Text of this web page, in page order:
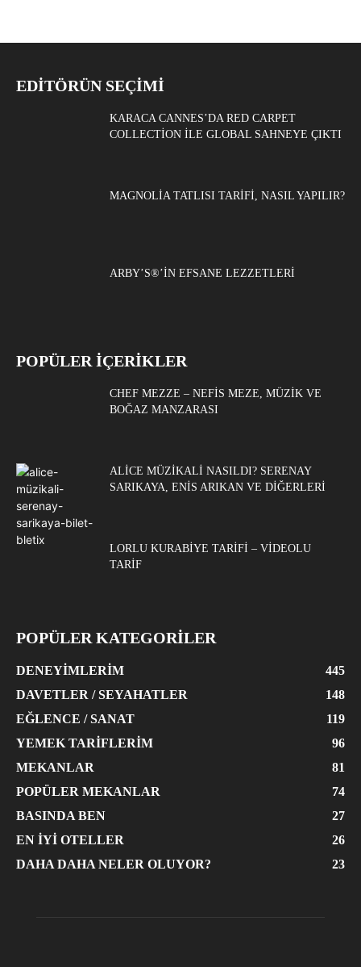
EDITÖRÜN SEÇIMI
KARACA CANNES’DA RED CARPET
COLLECTION ILE GLOBAL SAHNEYE ÇIKTI
MAGNOLIA TATLISI TARIFI, NASIL YAPILIR?
ARBY’S®’IN EFSANE LEZZETLERI
POPÜLER İÇERİKLER
CHEF MEZZE – NEFIS MEZE, MÜZIK VE
BOĞAZ MANZARASI
ALICE MÜZIKALI NASILDI? SERENAY
SARIKAYA, ENIS ARIKAN VE DIĞERLERI
LORLU KURABIYE TARIFI – VIDEOLU
TARIF
POPÜLER KATEGORİLER
DENEYIMLERIM
445
DAVETLER / SEYAHATLER
148
EĞLENCE / SANAT
119
YEMEK TARIFLERIM
96
MEKANLAR
81
POPÜLER MEKANLAR
74
BASINDA BEN
27
EN İYI OTELLER
26
DAHA DAHA NELER OLUYOR?
23